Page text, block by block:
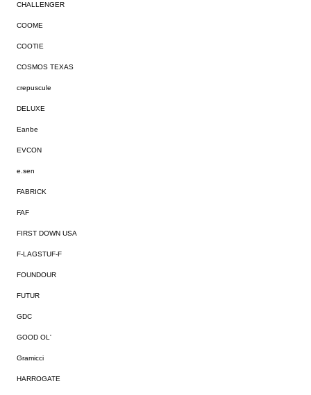
CHALLENGER
COOME
COOTIE
COSMOS TEXAS
crepuscule
DELUXE
Eanbe
EVCON
e.sen
FABRICK
FAF
FIRST DOWN USA
F-LAGSTUF-F
FOUNDOUR
FUTUR
GDC
GOOD OL'
Gramicci
HARROGATE